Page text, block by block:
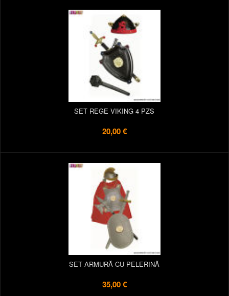
SET REGE VIKING 4 PZS
20,00 €
SET ARMURĂ CU PELERINĂ
35,00 €